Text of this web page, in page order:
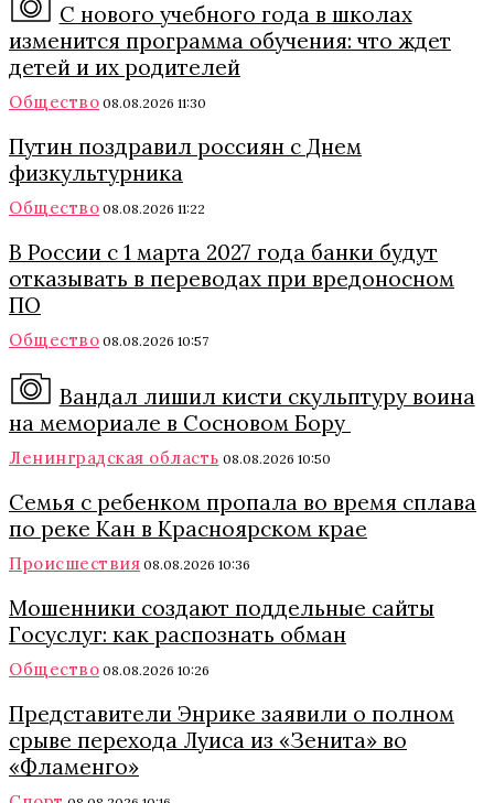
С нового учебного года в школах
изменится программа обучения: что ждет
детей и их родителей
Общество 08.08.2026 11:30
Путин поздравил россиян с Днем
физкультурника
Общество 08.08.2026 11:22
В России с 1 марта 2027 года банки будут
отказывать в переводах при вредоносном
ПО
Общество 08.08.2026 10:57
Вандал лишил кисти скульптуру воина
на мемориале в Сосновом Бору
Ленинградская область 08.08.2026 10:50
Семья с ребенком пропала во время сплава
по реке Кан в Красноярском крае
Происшествия 08.08.2026 10:36
Мошенники создают поддельные сайты
Госуслуг: как распознать обман
Общество 08.08.2026 10:26
Представители Энрике заявили о полном
срыве перехода Луиса из «Зенита» во
«Фламенго»